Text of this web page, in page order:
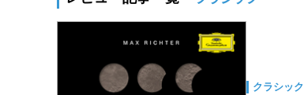
クラシック